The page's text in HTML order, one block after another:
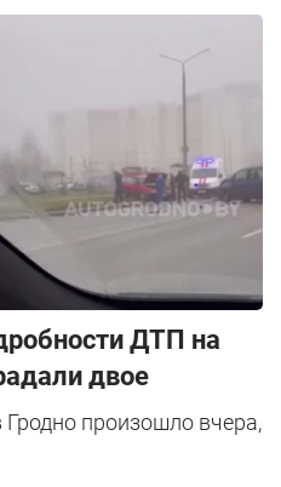
ДТП на
двое
произошло вчера,